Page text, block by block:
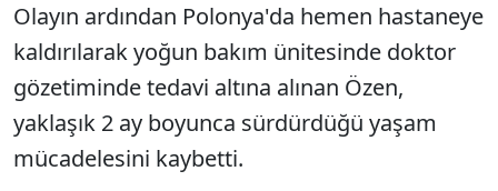
Olayın ardından Polonya'da hemen hastaneye
kaldırılarak yoğun bakım ünitesinde doktor
gözetiminde tedavi altına alınan Özen,
yaklaşık 2 ay boyunca sürdürdüğü yaşam
mücadelesini kaybetti.